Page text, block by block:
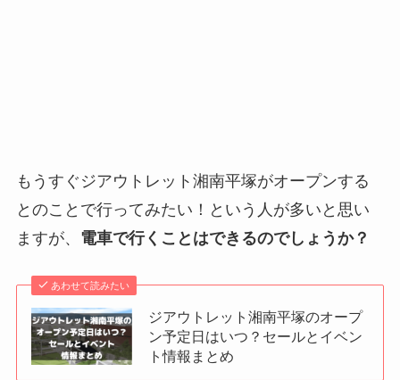
もうすぐジアウトレット湘南平塚がオープンする
とのことで行ってみたい！という人が多いと思い
ますが、 電車で行くことはできるのでしょうか？
あわせて読みたい
ジアウトレット湘南平塚のオープ
ン予定日はいつ？セールとイベン
ト情報まとめ